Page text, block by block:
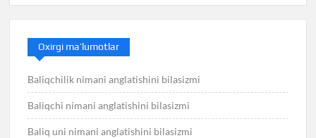
Oxirgi ma’lumotlar
Baliqchilik nimani anglatishini bilasizmi
Baliqchi nimani anglatishini bilasizmi
Baliq uni nimani anglatishini bilasizmi